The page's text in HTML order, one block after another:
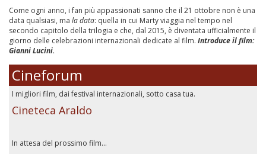
Come ogni anno, i fan più appassionati sanno che il 21 ottobre non è una
data qualsiasi, ma la data: quella in cui Marty viaggia nel tempo nel
secondo capitolo della trilogia e che, dal 2015, è diventata ufficialmente il
giorno delle celebrazioni internazionali dedicate al film. Introduce il film:
Gianni Lucini.
Cineforum
I migliori film, dai festival internazionali, sotto casa tua.
Cineteca Araldo
In attesa del prossimo film...